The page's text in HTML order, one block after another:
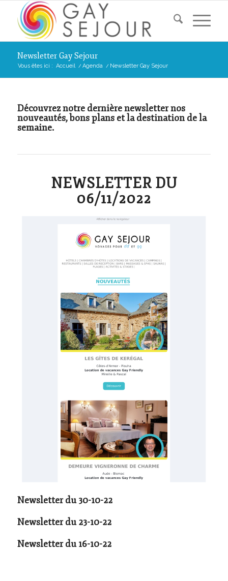
Newsletter Gay Sejour
Vous êtes ici : Accueil / Agenda / Newsletter Gay Sejour
Découvrez notre dernière newsletter nos
nouveautés, bons plans et la destination de la
semaine.
NEWSLETTER DU
06/11/2022
Newsletter du 30-10-22
Newsletter du 23-10-22
Newsletter du 16-10-22